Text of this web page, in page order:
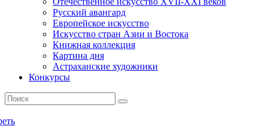
Русский авангард
Европейское искусство
Искусство стран Азии и Востока
Книжная коллекция
Картина дня
Астраханские художники
Конкурсы